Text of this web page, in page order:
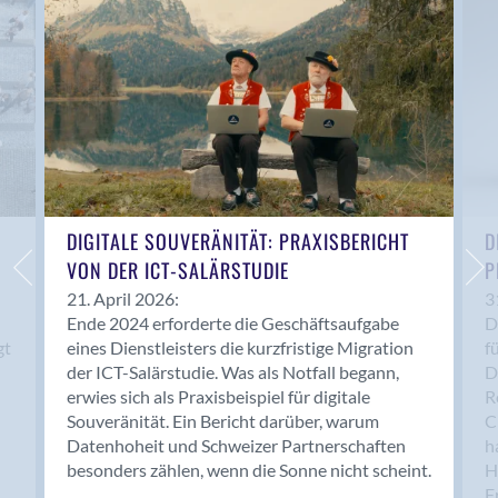
Anwil
Appenzell
Au SG
Baar
Baden
Balsthal
Balzers
Basel
Bassersdorf
Belp
Bendern
Benken (SG)
Bergdietikon
Berlin
Bern
Bern - Liebefeld
DIGITALE SOUVERÄNITÄT: PRAXISBERICHT
VON DER ICT-SALÄRSTUDIE
21. April 2026:
Ende 2024 erforderte die Geschäftsaufgabe
eines Dienstleisters die kurzfristige Migration
der ICT-Salärstudie. Was als Notfall begann,
erwies sich als Praxisbeispiel für digitale
Souveränität. Ein Bericht darüber, warum
Datenhoheit und Schweizer Partnerschaften
besonders zählen, wenn die Sonne nicht scheint.